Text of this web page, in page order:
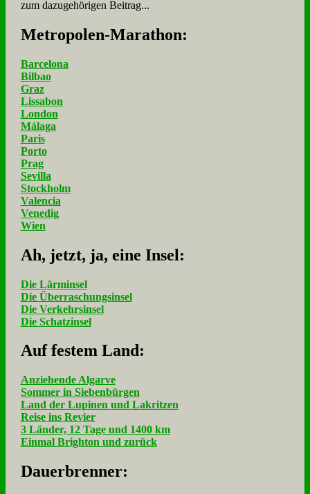
zum dazugehörigen Beitrag...
Me­tro­po­len-Ma­ra­thon:
Barcelona
Bilbao
Graz
Lissabon
London
Málaga
Paris
Porto
Prag
Sevilla
Stockholm
Valencia
Venedig
Wien
Ah, jetzt, ja, ei­ne In­sel:
Die Lärminsel
Die Überraschungsinsel
Die Verkehrsinsel
Die Schatzinsel
Auf fe­stem Land:
Anziehende Algarve
Sommer in Siebenbürgen
Land der Lupinen und Lakritzen
Reise ins Revier
3 Länder, 12 Tage und 1400 km
Einmal Brighton und zurück
Dau­er­bren­ner: